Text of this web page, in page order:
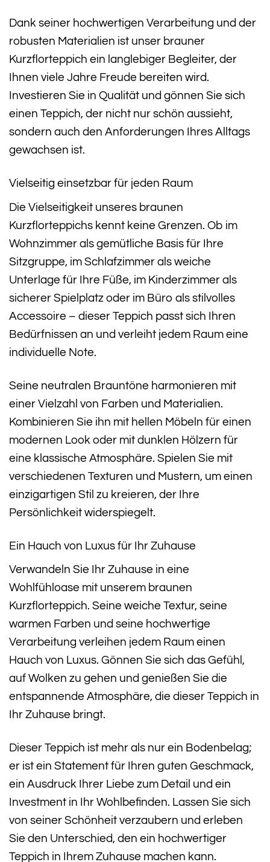
Dank seiner hochwertigen Verarbeitung und der
robusten Materialien ist unser brauner
Kurzflorteppich ein langlebiger Begleiter, der
Ihnen viele Jahre Freude bereiten wird.
Investieren Sie in Qualität und gönnen Sie sich
einen Teppich, der nicht nur schön aussieht,
sondern auch den Anforderungen Ihres Alltags
gewachsen ist.
Vielseitig einsetzbar für jeden Raum
Die Vielseitigkeit unseres braunen
Kurzflorteppichs kennt keine Grenzen. Ob im
Wohnzimmer als gemütliche Basis für Ihre
Sitzgruppe, im Schlafzimmer als weiche
Unterlage für Ihre Füße, im Kinderzimmer als
sicherer Spielplatz oder im Büro als stilvolles
Accessoire – dieser Teppich passt sich Ihren
Bedürfnissen an und verleiht jedem Raum eine
individuelle Note.
Seine neutralen Brauntöne harmonieren mit
einer Vielzahl von Farben und Materialien.
Kombinieren Sie ihn mit hellen Möbeln für einen
modernen Look oder mit dunklen Hölzern für
eine klassische Atmosphäre. Spielen Sie mit
verschiedenen Texturen und Mustern, um einen
einzigartigen Stil zu kreieren, der Ihre
Persönlichkeit widerspiegelt.
Ein Hauch von Luxus für Ihr Zuhause
Verwandeln Sie Ihr Zuhause in eine
Wohlfühloase mit unserem braunen
Kurzflorteppich. Seine weiche Textur, seine
warmen Farben und seine hochwertige
Verarbeitung verleihen jedem Raum einen
Hauch von Luxus. Gönnen Sie sich das Gefühl,
auf Wolken zu gehen und genießen Sie die
entspannende Atmosphäre, die dieser Teppich in
Ihr Zuhause bringt.
Dieser Teppich ist mehr als nur ein Bodenbelag;
er ist ein Statement für Ihren guten Geschmack,
ein Ausdruck Ihrer Liebe zum Detail und ein
Investment in Ihr Wohlbefinden. Lassen Sie sich
von seiner Schönheit verzaubern und erleben
Sie den Unterschied, den ein hochwertiger
Teppich in Ihrem Zuhause machen kann.